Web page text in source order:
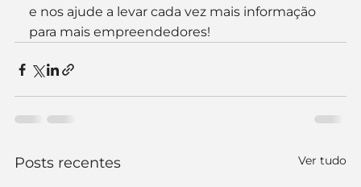
e nos ajude a levar cada vez mais informação
para mais empreendedores!
Posts recentes Ver tudo